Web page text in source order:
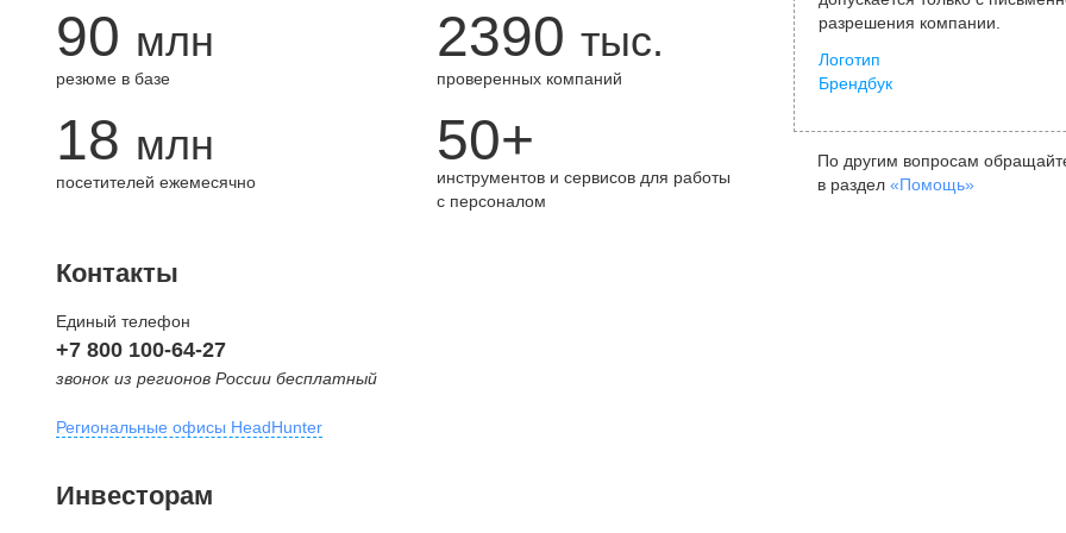
90 млн
резюме в базе
2390 тыс.
проверенных компаний
18 млн
посетителей ежемесячно
50+
инструментов и сервисов для работы
с персоналом
разрешения компании.
Логотип
Брендбук
По другим вопросам
в раздел «Помощь»
Контакты
Единый телефон
+7 800 100-64-27
звонок из регионов России бесплатный
Региональные офисы HeadHunter
внутригородская территория
Инвесторам